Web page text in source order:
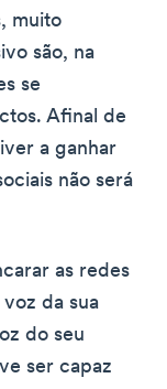
muito
são, na
se
Afinal de
a ganhar
não será
as redes
da sua
do seu
ser capaz